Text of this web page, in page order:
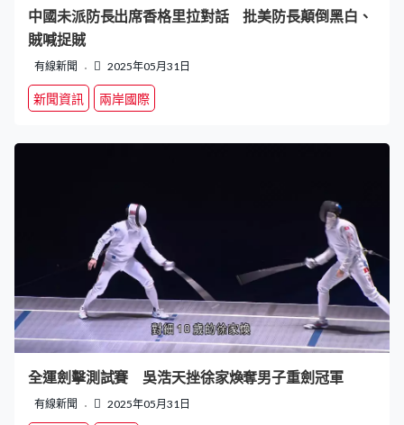
中國未派防長出席香格里拉對話 批美防長顛倒黑白、
賊喊捉賊
有線新聞 2025年05月31日
新聞資訊 兩岸國際
全運劍擊測試賽 吳浩天挫徐家煥奪男子重劍冠軍
有線新聞 2025年05月31日